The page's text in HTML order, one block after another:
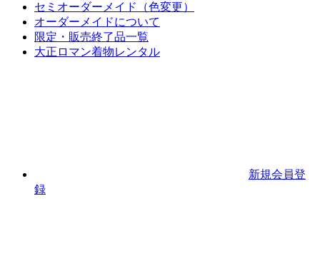
セミオーダーメイド（色変更）
オーダーメイドについて
限定・販売終了品一覧
大正ロマン着物レンタル
新規会員登
録